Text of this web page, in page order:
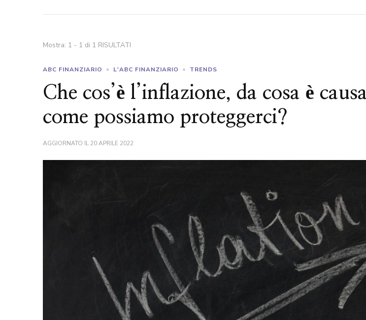
Mostra: 1 - 1 di 1 RISULTATI
ABC FINANZIARIO L'ABC FINANZIARIO TRENDS
Che cos’è l’inflazione, da cosa è
come possiamo proteggerci?
AGGIORNATO IL20 APRILE 2022